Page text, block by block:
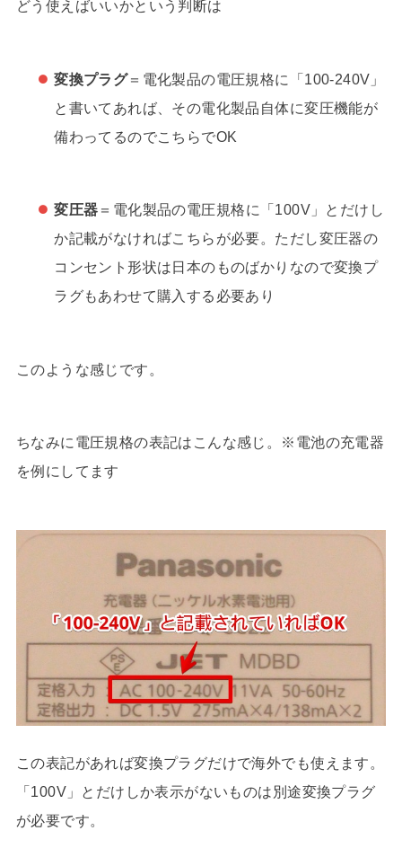
どう使えばいいかという判断は
変換プラグ＝電化製品の電圧規格に「100-240V」
と書いてあれば、その電化製品自体に変圧機能が
備わってるのでこちらでOK
変圧器 ＝電化製品の電圧規格に「100V」とだけし
か記載がなければこちらが必要。ただし変圧器の
コンセント形状は日本のものばかりなので変換プ
ラグもあわせて購入する必要あり
このような感じです。
ちなみに電圧規格の表記はこんな感じ。※電池の充電器
を例にしてます
この表記があれば変換プラグだけで海外でも使えます。
「100V」とだけしか表示がないものは別途変換プラグ
が必要です。